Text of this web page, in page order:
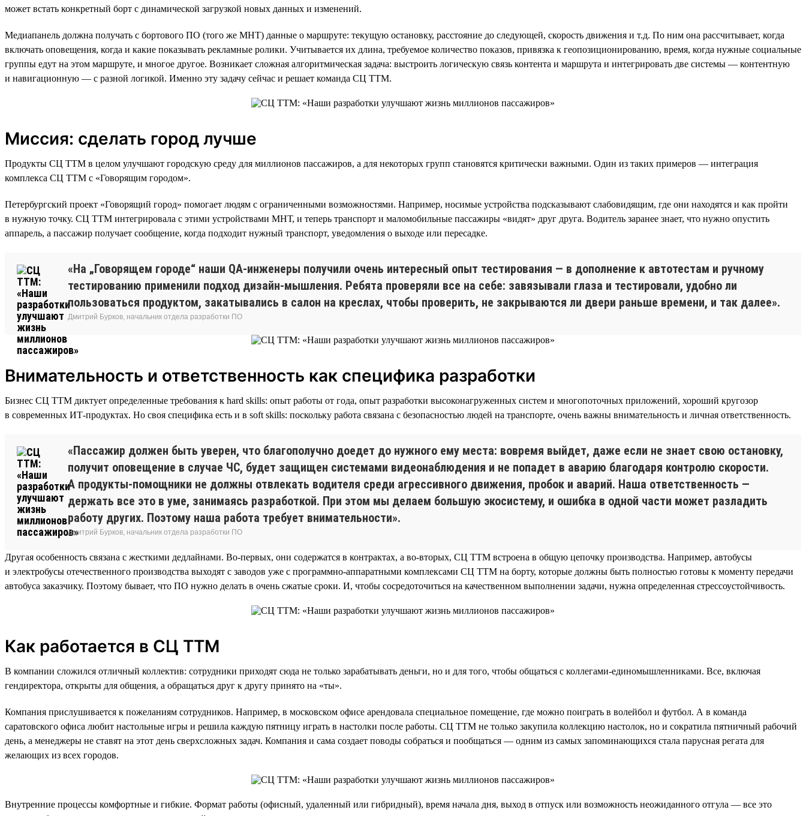
может встать конкретный борт с динамической загрузкой новых данных и изменений.
Медиапанель должна получать с бортового ПО (того же МНТ) данные о маршруте: текущую остановку, расстояние до следующей, скорость движения и т.д. По ним она рассчитывает, когда
включать оповещения, когда и какие показывать рекламные ролики. Учитывается их длина, требуемое количество показов, привязка к геопозиционированию, время, когда нужные социальные
группы едут на этом маршруте, и многое другое. Возникает сложная алгоритмическая задача: выстроить логическую связь контента и маршрута и интегрировать две системы — контентную
и навигационную — с разной логикой. Именно эту задачу сейчас и решает команда СЦ ТТМ.
Миссия: сделать город лучше
Продукты СЦ ТТМ в целом улучшают городскую среду для миллионов пассажиров, а для некоторых групп становятся критически важными. Один из таких примеров — интеграция
комплекса СЦ ТТМ с «Говорящим городом».
Петербургский проект «Говорящий город» помогает людям с ограниченными возможностями. Например, носимые устройства подсказывают слабовидящим, где они находятся и как пройти
в нужную точку. СЦ ТТМ интегрировала с этими устройствами МНТ, и теперь транспорт и маломобильные пассажиры «видят» друг друга. Водитель заранее знает, что нужно опустить
аппарель, а пассажир получает сообщение, когда подходит нужный транспорт, уведомления о выходе или пересадке.
«На „Говорящем городе“ наши QA-инженеры получили очень интересный опыт тестирования — в дополнение к автотестам и ручному
тестированию применили подход дизайн-мышления. Ребята проверяли все на себе: завязывали глаза и тестировали, удобно ли
пользоваться продуктом, закатывались в салон на креслах, чтобы проверить, не закрываются ли двери раньше времени, и так далее».
Дмитрий Бурков, начальник отдела разработки ПО
Внимательность и ответственность как специфика разработки
Бизнес СЦ ТТМ диктует определенные требования к hard skills: опыт работы от года, опыт разработки высоконагруженных систем и многопоточных приложений, хороший кругозор
в современных ИТ-продуктах. Но своя специфика есть и в soft skills: поскольку работа связана с безопасностью людей на транспорте, очень важны внимательность и личная ответственность.
«Пассажир должен быть уверен, что благополучно доедет до нужного ему места: вовремя выйдет, даже если не знает свою остановку,
получит оповещение в случае ЧС, будет защищен системами видеонаблюдения и не попадет в аварию благодаря контролю скорости.
А продукты-помощники не должны отвлекать водителя среди агрессивного движения, пробок и аварий. Наша ответственность —
держать все это в уме, занимаясь разработкой. При этом мы делаем большую экосистему, и ошибка в одной части может разладить
работу других. Поэтому наша работа требует внимательности».
Дмитрий Бурков, начальник отдела разработки ПО
Другая особенность связана с жесткими дедлайнами. Во-первых, они содержатся в контрактах, а во-вторых, СЦ ТТМ встроена в общую цепочку производства. Например, автобусы
и электробусы отечественного производства выходят с заводов уже с программно-аппаратными комплексами СЦ ТТМ на борту, которые должны быть полностью готовы к моменту передачи
автобуса заказчику. Поэтому бывает, что ПО нужно делать в очень сжатые сроки. И, чтобы сосредоточиться на качественном выполнении задачи, нужна определенная стрессоустойчивость.
Как работается в СЦ ТТМ
В компании сложился отличный коллектив: сотрудники приходят сюда не только зарабатывать деньги, но и для того, чтобы общаться с коллегами-единомышленниками. Все, включая
гендиректора, открыты для общения, а обращаться друг к другу принято на «ты».
Компания прислушивается к пожеланиям сотрудников. Например, в московском офисе арендовала специальное помещение, где можно поиграть в волейбол и футбол. А в команда
саратовского офиса любит настольные игры и решила каждую пятницу играть в настолки после работы. СЦ ТТМ не только закупила коллекцию настолок, но и сократила пятничный рабочий
день, а менеджеры не ставят на этот день сверхсложных задач. Компания и сама создает поводы собраться и пообщаться — одним из самых запоминающихся стала парусная регата для
желающих из всех городов.
Внутренние процессы комфортные и гибкие. Формат работы (офисный, удаленный или гибридный), время начала дня, выход в отпуск или возможность неожиданного отгула — все это